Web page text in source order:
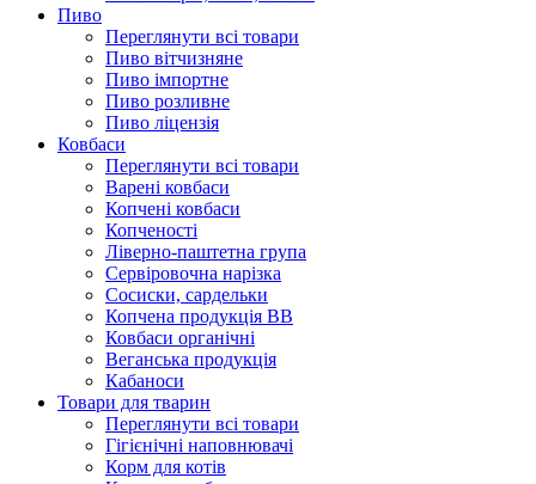
Пиво
Переглянути всі товари
Пиво вітчизняне
Пиво імпортне
Пиво розливне
Пиво ліцензія
Ковбаси
Переглянути всі товари
Варені ковбаси
Копчені ковбаси
Копченості
Ліверно-паштетна група
Сервіровочна нарізка
Сосиски, сардельки
Копчена продукція ВВ
Ковбаси органічні
Веганська продукція
Кабаноси
Товари для тварин
Переглянути всі товари
Гігієнічні наповнювачі
Корм для котів